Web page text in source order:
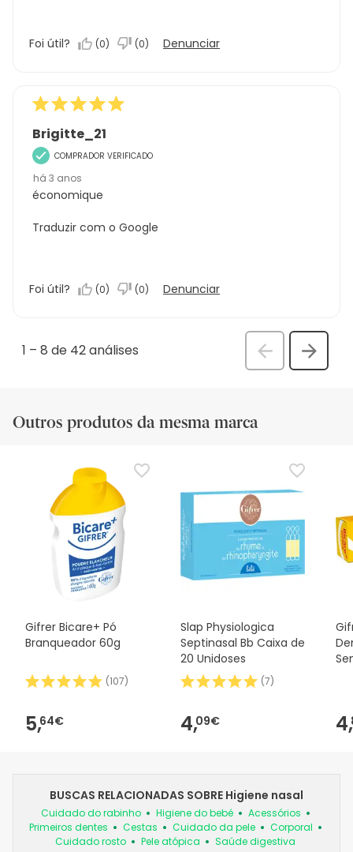
Foi útil? (0) (0) Denunciar
Brigitte_21
COMPRADOR VERIFICADO
há 3 anos
économique
Traduzir com o Google
Foi útil? (0) (0) Denunciar
1 – 8 de 42análises
Anterior
Outros produtos da mesma marca
Gifrer Bicare+ Pó
Branqueador 60g
(107)
5,64€
Slap Physiologica
Septinasal Bb Caixa de
20 Unidoses
(7)
4,09€ 4,
BUSCAS RELACIONADAS SOBRE Higiene nasal
Cuidado do rabinho Higiene do bebé
Acessórios
Primeiros dentes
Cestas Cuidado da pele
Corporal
Cuidado rosto
Pele atópica Saúde digestiva